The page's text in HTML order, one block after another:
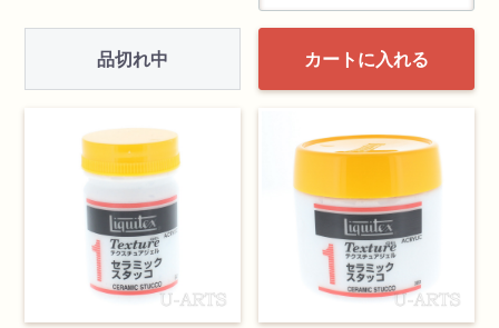
品切れ中 カートに入れる